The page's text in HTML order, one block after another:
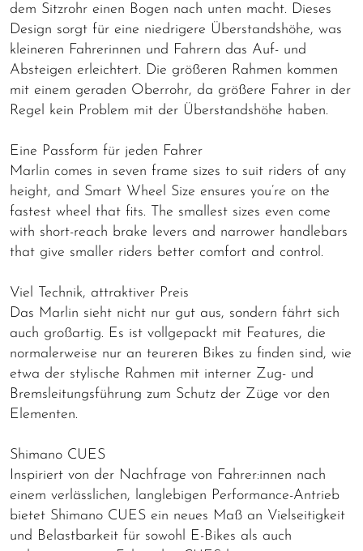
dem Sitzrohr einen Bogen nach unten macht. Dieses
Design sorgt für eine niedrigere Überstandshöhe, was
kleineren Fahrerinnen und Fahrern das Auf- und
Absteigen erleichtert. Die größeren Rahmen kommen
mit einem geraden Oberrohr, da größere Fahrer in der
Regel kein Problem mit der Überstandshöhe haben.
Eine Passform für jeden Fahrer
Marlin comes in seven frame sizes to suit riders of any
height, and Smart Wheel Size ensures you’re on the
fastest wheel that fits. The smallest sizes even come
with short-reach brake levers and narrower handlebars
that give smaller riders better comfort and control.
Viel Technik, attraktiver Preis
Das Marlin sieht nicht nur gut aus, sondern fährt sich
auch großartig. Es ist vollgepackt mit Features, die
normalerweise nur an teureren Bikes zu finden sind, wie
etwa der stylische Rahmen mit interner Zug- und
Bremsleitungsführung zum Schutz der Züge vor den
Elementen.
Shimano CUES
Inspiriert von der Nachfrage von Fahrer:innen nach
einem verlässlichen, langlebigen Performance-Antrieb
bietet Shimano CUES ein neues Maß an Vielseitigkeit
und Belastbarkeit für sowohl E-Bikes als auch